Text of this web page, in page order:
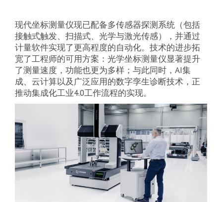
现代坐标测量仪现已配备多传感器探测系统（包括
接触式触发、扫描式、光学与激光传感），并通过
计量软件实现了更高程度的自动化。技术的进步拓
宽了工程师的可用方案：光学坐标测量仪显著提升
了测量速度，功能也更为多样；与此同时，AI集
成、云计算以及广泛应用的数字孪生诊断技术，正
推动集成化工业4.0工作流程的实现。